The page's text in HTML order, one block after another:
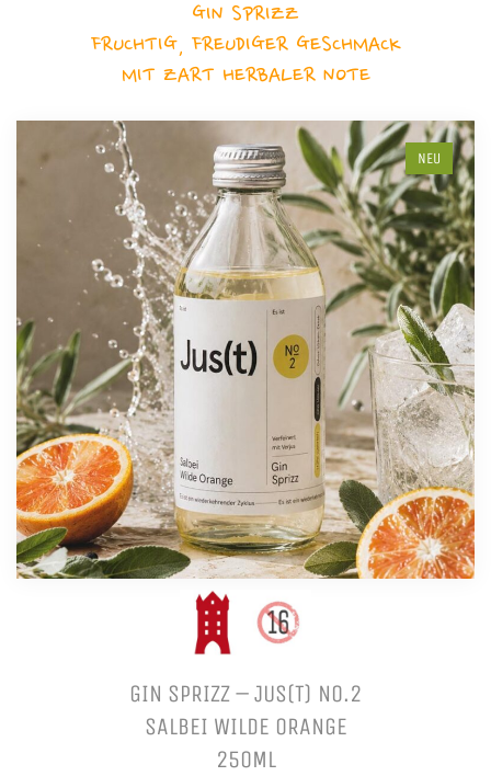
GIN SPRIZZ
FRUCHTIG, FREUDIGER GESCHMACK
MIT ZART HERBALER NOTE
NEU
GIN SPRIZZ – JUS(T) NO.2
SALBEI WILDE ORANGE
250ML